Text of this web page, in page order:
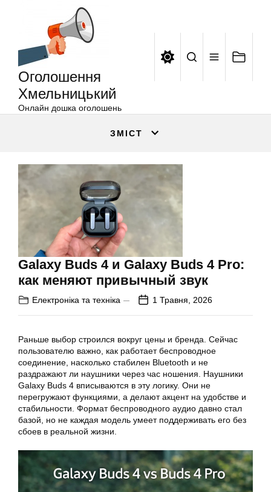
Оголошення
Хмельницький
Онлайн дошка оголошень
ЗМІСТ
Galaxy Buds 4 и Galaxy Buds 4 Pro:
как меняют привычный звук
Електроніка та техніка 1 Травня, 2026
Раньше выбор строился вокруг цены и бренда. Сейчас
пользователю важно, как работает беспроводное
соединение, насколько стабилен Bluetooth и не
раздражают ли наушники через час ношения. Наушники
Galaxy Buds 4 вписываются в эту логику. Они не
перегружают функциями, а делают акцент на удобстве и
стабильности. Формат беспроводного аудио давно стал
базой, но не каждая модель умеет поддерживать его без
сбоев в реальной жизни.